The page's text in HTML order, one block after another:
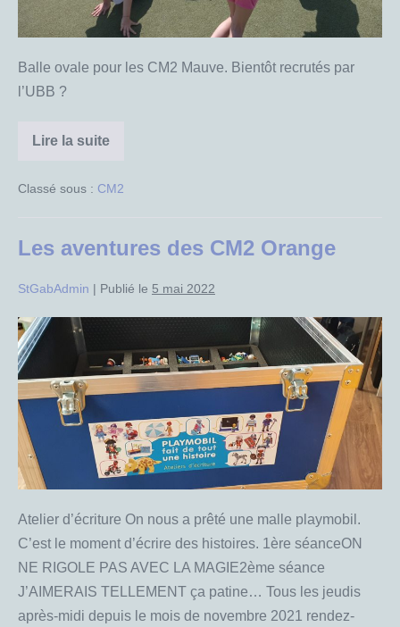
Balle ovale pour les CM2 Mauve. Bientôt recrutés par
l’UBB ?
Lire la suite
CM2
Ovalie
Classé sous : CM2
Les aventures des CM2 Orange
StGabAdmin | Publié le 5 mai 2022
Les
aventures
des
CM2
Orange
Atelier d’écriture On nous a prêté une malle playmobil.
C’est le moment d’écrire des histoires. 1ère séanceON
NE RIGOLE PAS AVEC LA MAGIE2ème séance
J’AIMERAIS TELLEMENT ça patine… Tous les jeudis
après-midi depuis le mois de novembre 2021 rendez-